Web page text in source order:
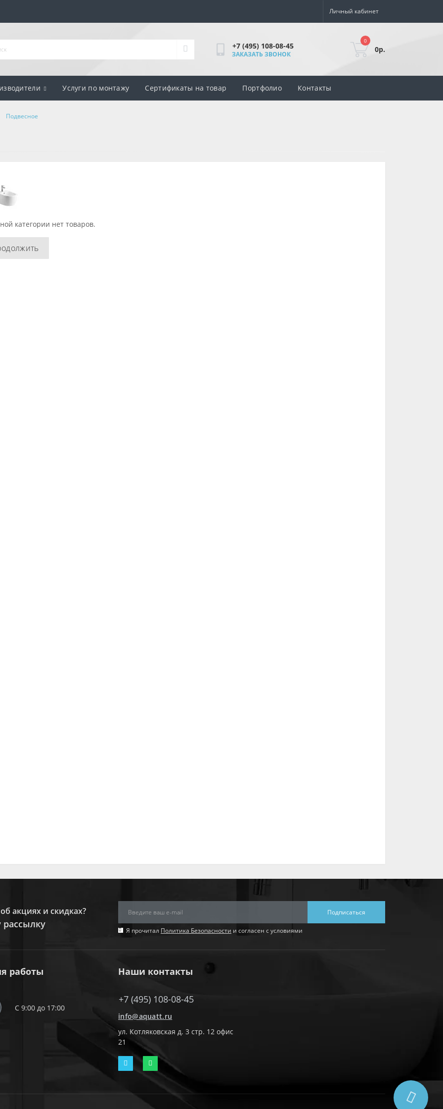
Личный кабинет
+7 (495) 108-08-45
ЗАКАЗАТЬ ЗВОНОК
0
0р.
Услуги по монтажу Сертификаты на товар Портфолио Контакты
Подвесное
категории нет товаров.
акциях и скидках? Подписаться
Я прочитал Политика Безопасности и согласен с условиями
работы
С 9:00 до 17:00
Наши контакты
+7 (495) 108-08-45
info@aquatt.ru
ул. Котляковская д. 3 стр. 12 офис
21